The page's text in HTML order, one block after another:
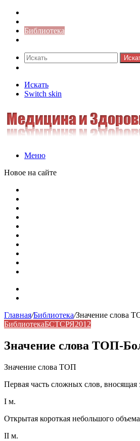
Библиотека
Искать
Switch skin
Меню
Новое на сайте
Главная/Библиотека/Значение слова
БиблиотекаБСТСРЯ2012
Значение слова ТОП-
Значение слова ТОП
Первая часть сложных слов, вносящая
I м.
Открытая короткая небольшого
II м.